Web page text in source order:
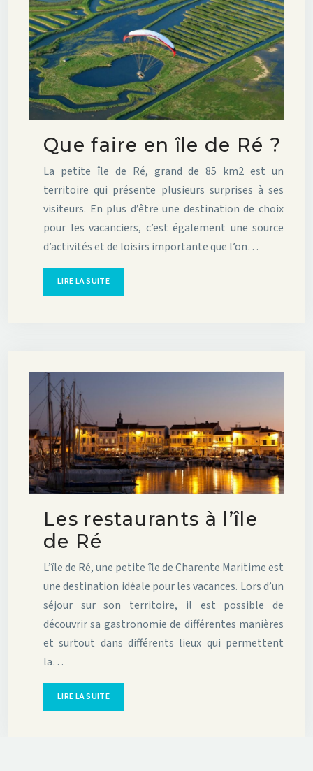
Que faire en île de Ré ?
La petite île de Ré, grand de 85 km2 est un
territoire qui présente plusieurs surprises à ses
visiteurs. En plus d’être une destination de choix
pour les vacanciers, c’est également une source
d’activités et de loisirs importante que l’on…
LIRE LA SUITE
Les restaurants à l’île
de Ré
L’île de Ré, une petite île de Charente Maritime est
une destination idéale pour les vacances. Lors d’un
séjour sur son territoire, il est possible de
découvrir sa gastronomie de différentes manières
et surtout dans différents lieux qui permettent
la…
LIRE LA SUITE